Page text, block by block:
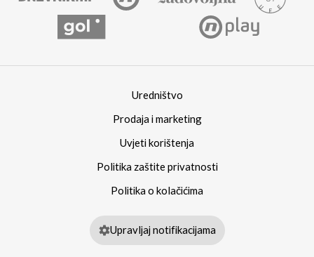
Uredništvo
Prodaja i marketing
Uvjeti korištenja
Politika zaštite privatnosti
Politika o kolačićima
Upravljaj notifikacijama